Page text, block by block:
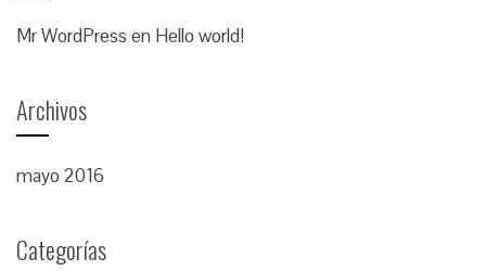
Mr WordPress en Hello world!
Archivos
mayo 2016
Categorías